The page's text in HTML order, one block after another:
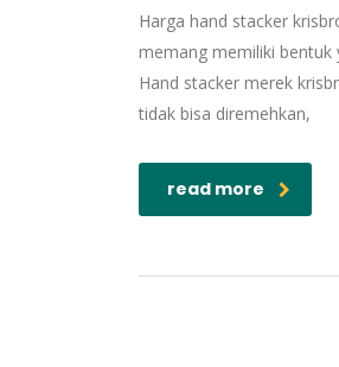
Harga hand stacker
memang memiliki bentuk
Hand stacker merek
tidak bisa diremehkan,
read more